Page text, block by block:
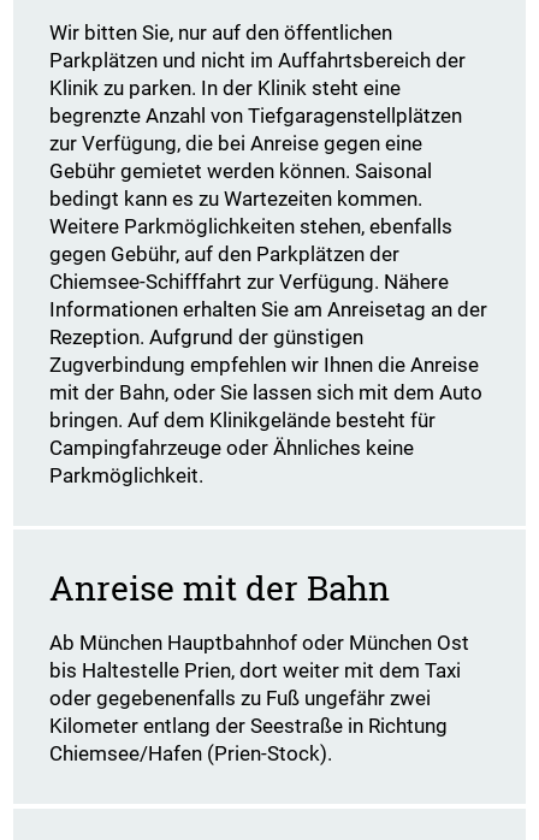
Wir bitten Sie, nur auf den öffentlichen
Parkplätzen und nicht im Auffahrtsbereich der
Klinik zu parken. In der Klinik steht eine
begrenzte Anzahl von Tiefgaragenstellplätzen
zur Verfügung, die bei Anreise gegen eine
Gebühr gemietet werden können. Saisonal
bedingt kann es zu Wartezeiten kommen.
Weitere Parkmöglichkeiten stehen, ebenfalls
gegen Gebühr, auf den Parkplätzen der
Chiemsee-Schifffahrt zur Verfügung. Nähere
Informationen erhalten Sie am Anreisetag an der
Rezeption. Aufgrund der günstigen
Zugverbindung empfehlen wir Ihnen die Anreise
mit der Bahn, oder Sie lassen sich mit dem Auto
bringen. Auf dem Klinikgelände besteht für
Campingfahrzeuge oder Ähnliches keine
Parkmöglichkeit.
Anreise mit der Bahn
Ab München Hauptbahnhof oder München Ost
bis Haltestelle Prien, dort weiter mit dem Taxi
oder gegebenenfalls zu Fuß ungefähr zwei
Kilometer entlang der Seestraße in Richtung
Chiemsee/Hafen (Prien-Stock).